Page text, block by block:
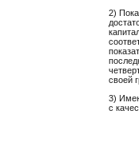
2)
своей
3)
с